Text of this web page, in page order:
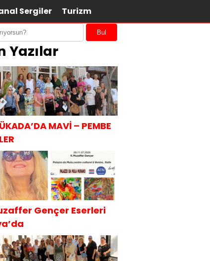
Sergiler Turizm
Bul
Yazılar
MAVİ – PEMBE
Gençer Eserleri